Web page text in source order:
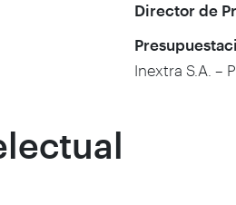
Director de
Inextra S.A. –